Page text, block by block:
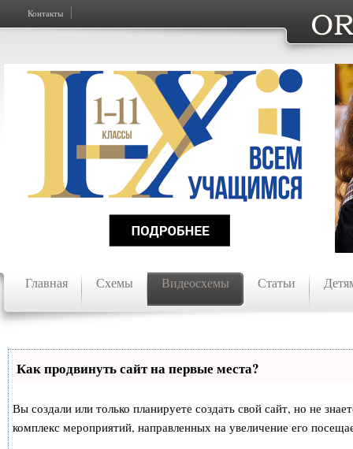
Контакты
Главная Схемы Видеосхемы Статьи
Как продвинуть сайт на первые места?
Вы создали или только планируете создать свой сайт, но не
комплекс мероприятий, направленных на увеличение его